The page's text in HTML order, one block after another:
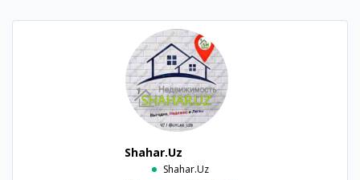
Shahar.Uz
Shahar.Uz